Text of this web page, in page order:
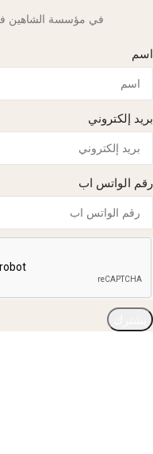
في مؤسسة الشاهين في
اسم
بريد إلكتروني
رقم الواتس اب